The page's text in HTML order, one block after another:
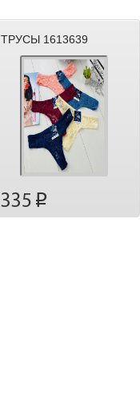
ТРУСЫ 1613639
335 p